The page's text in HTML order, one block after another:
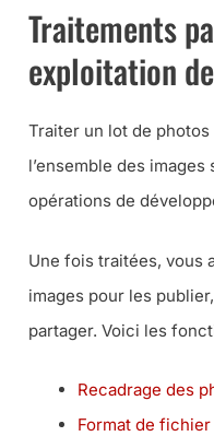
Traitements
exploitation
Traiter un lot de photos
l’ensemble des
opérations de
Une fois traitées, vous
images pour les
partager. Voici les
Recadrage des
Format de fichier